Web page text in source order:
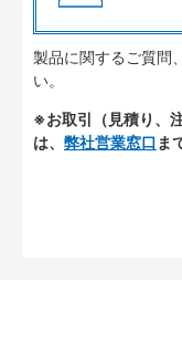
製品に関するご質問
い。
※お取引（見積り、
は、 弊社営業窓口 ま